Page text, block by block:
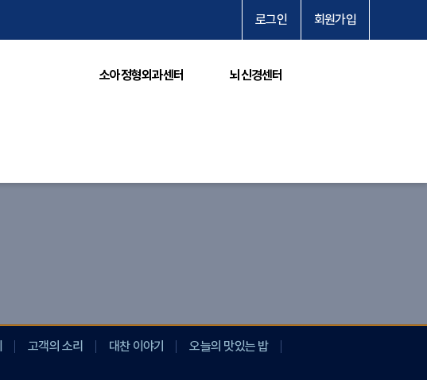
로그인 회원가입
소아정형외과센터 뇌신경센터
고객의 소리 대찬 이야기
오늘의 맛있는 밥